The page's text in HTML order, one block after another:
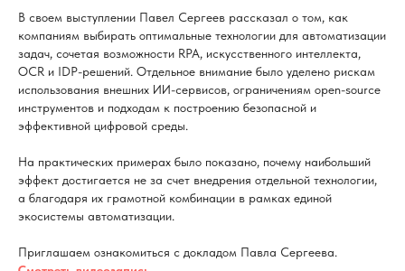
В своем выступлении Павел Сергеев рассказал о том, как
компаниям выбирать оптимальные технологии для автоматизации
задач, сочетая возможности RPA, искусственного интеллекта,
OCR и IDP-решений. Отдельное внимание было уделено рискам
использования внешних ИИ-сервисов, ограничениям open-source
инструментов и подходам к построению безопасной и
эффективной цифровой среды.
На практических примерах было показано, почему наибольший
эффект достигается не за счет внедрения отдельной технологии,
а благодаря их грамотной комбинации в рамках единой
экосистемы автоматизации.
Приглашаем ознакомиться с докладом Павла Сергеева.